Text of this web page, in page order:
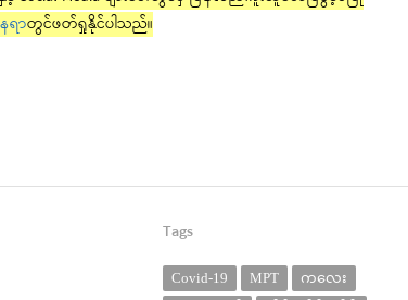
ာတွင်ဖတ်ရှုနိုင်ပါသည်။
Tags
Covid-19 MPT
ကလေး